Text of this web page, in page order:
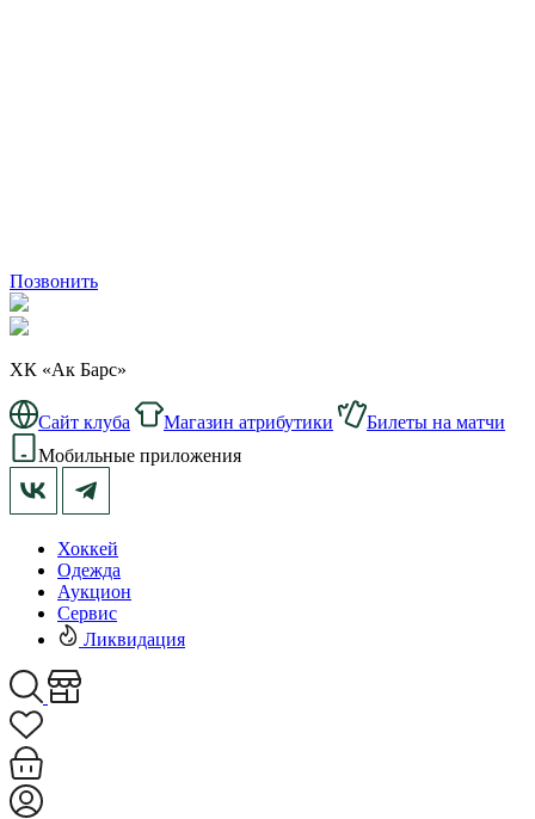
Позвонить
ХК «Ак Барс»
Сайт клуба Магазин атрибутики
Билеты на матчи
Мобильные приложения
Хоккей
Одежда
Аукцион
Сервис
Ликвидация